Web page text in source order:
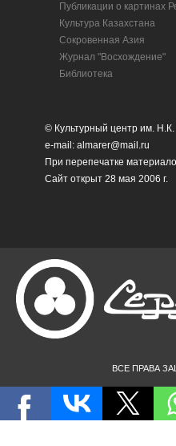
Публикации о картинах
Культура Казахстана
Сокровенная Азия
Журнал "Восхождение"
Библиотека
© Культурный центр им.
e-mail: almarer@mail.ru
При перепечатке
Сайт открыт 28 мая 2006 г.
ВСЕ ПРАВА